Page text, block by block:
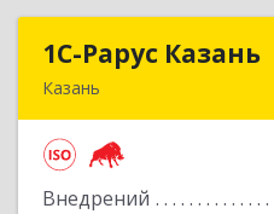
1С-Рарус Казань
Казань
Внедрений